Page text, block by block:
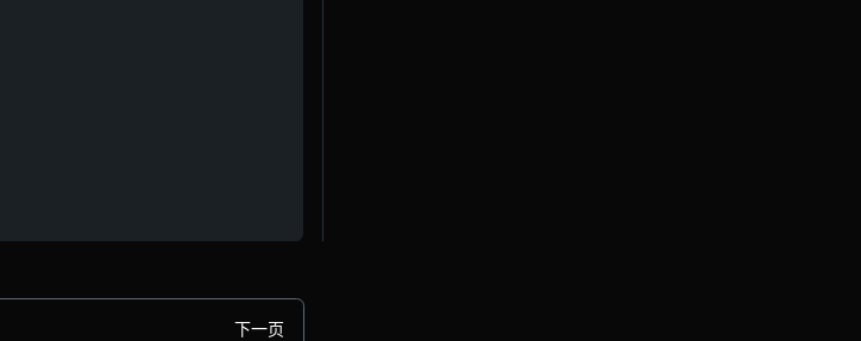
下一页